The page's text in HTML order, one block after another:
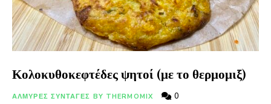
Κολοκυθοκεφτέδες ψητοί (με το θερμομιξ)
ΑΛΜΥΡΕΣ ΣΥΝΤΑΓΕΣ BY THERMOMIX 0